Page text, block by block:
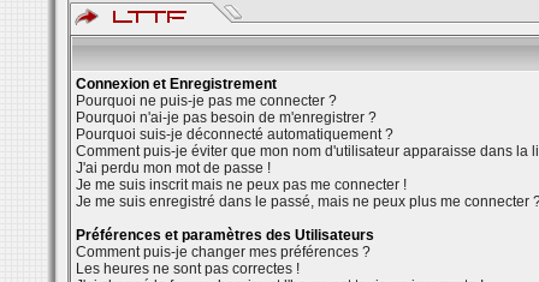
Connexion et Enregistrement
Pourquoi ne puis-je pas me connecter ?
Pourquoi n'ai-je pas besoin de m'enregistrer ?
Pourquoi suis-je déconnecté automatiquement ?
Comment puis-je éviter que mon nom d'utilisateur apparaisse dans la
J'ai perdu mon mot de passe !
Je me suis inscrit mais ne peux pas me connecter !
Je me suis enregistré dans le passé, mais ne peux plus me connecter
Préférences et paramètres des Utilisateurs
Comment puis-je changer mes préférences ?
Les heures ne sont pas correctes !